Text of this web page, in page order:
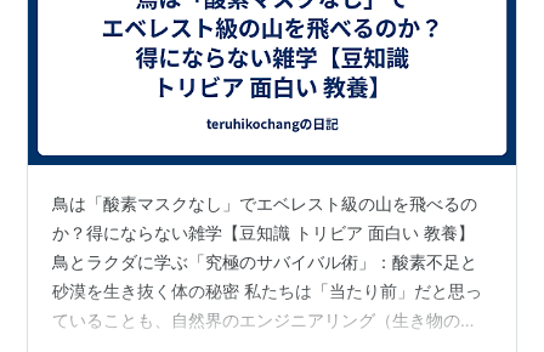
鳥は「酸素マスクなし」でエベレスト級の山を飛べるの
か？得にならない雑学【豆知識 トリビア 面白い 教養】
鳥とラクダに学ぶ「究極のサバイバル術」：酸素不足と
砂漠を生き抜く体の秘密 私たちは「当たり前」だと思っ
ていることも、自然界のエンジニアリング（生き物の仕